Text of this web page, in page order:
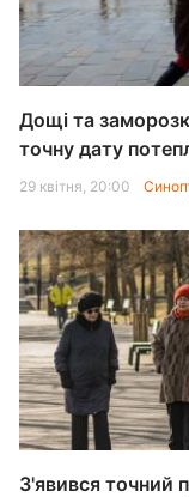
Дощі та
точну дату
29 квітня, 20:00
З'явився точний